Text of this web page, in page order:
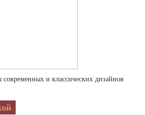
и классических дизайнов